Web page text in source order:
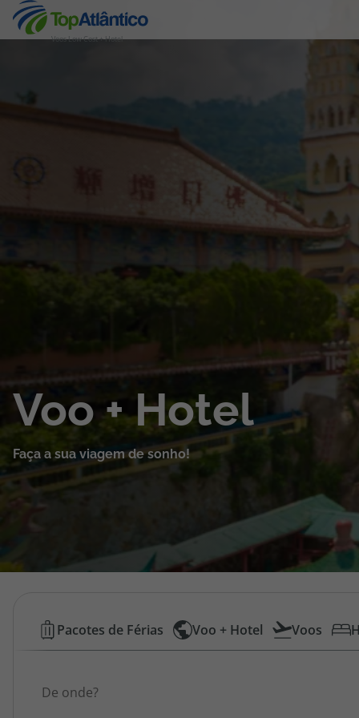
Voos Low Cost + Hotel
Destinos
Voos + Hotel
Pacotes de Férias
Cruzeiros
Promoções
Especialistas
Cheque Viagem
Voo + Hotel
Faça a sua viagem de sonho!
Voos
Low
Cost
Pacotes de Férias Voo + Hotel Voos